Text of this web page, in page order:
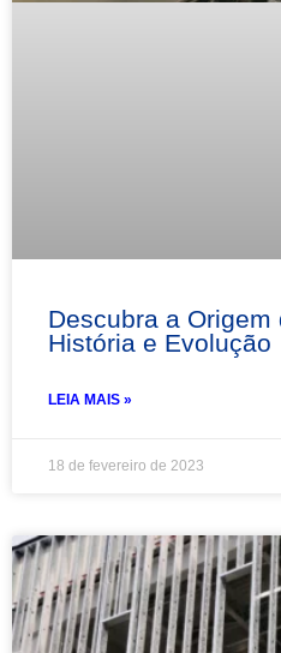
Descubra a Origem
História e Evolução
LEIA MAIS »
18 de fevereiro de 2023